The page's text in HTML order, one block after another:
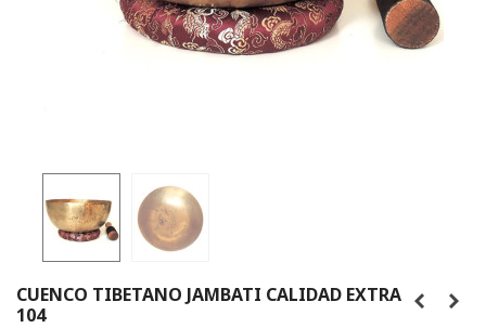
CUENCO TIBETANO JAMBATI CALIDAD EXTRA
104